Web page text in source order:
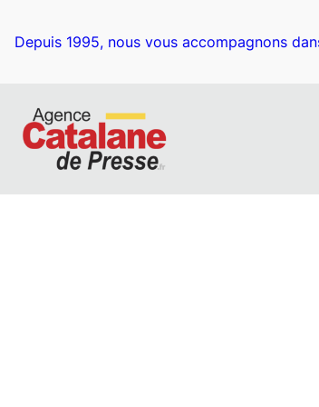
Depuis 1995, nous vous accompagnons